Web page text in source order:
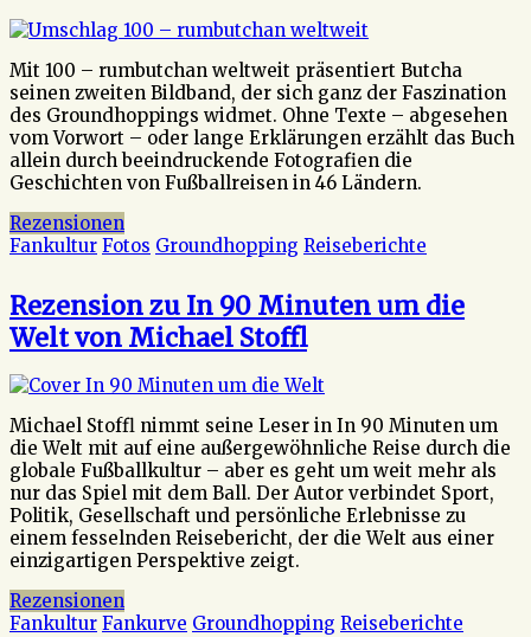
Mit 100 – rumbutchan weltweit präsentiert Butcha
seinen zweiten Bildband, der sich ganz der Faszination
des Groundhoppings widmet. Ohne Texte – abgesehen
vom Vorwort – oder lange Erklärungen erzählt das Buch
allein durch beeindruckende Fotografien die
Geschichten von Fußballreisen in 46 Ländern.
Rezensionen
Fankultur Fotos Groundhopping Reiseberichte
Rezension zu In 90 Minuten um die
Welt von Michael Stoffl
Michael Stoffl nimmt seine Leser in In 90 Minuten um
die Welt mit auf eine außergewöhnliche Reise durch die
globale Fußballkultur – aber es geht um weit mehr als
nur das Spiel mit dem Ball. Der Autor verbindet Sport,
Politik, Gesellschaft und persönliche Erlebnisse zu
einem fesselnden Reisebericht, der die Welt aus einer
einzigartigen Perspektive zeigt.
Rezensionen
Fankultur Fankurve Groundhopping Reiseberichte